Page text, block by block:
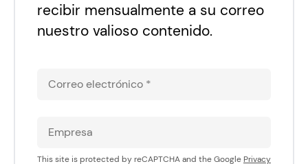
recibir mensualmente a su correo
nuestro valioso contenido.
This site is protected by reCAPTCHA and the Google Privacy